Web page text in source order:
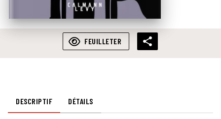
FEUILLETER
DESCRIPTIF DÉTAILS